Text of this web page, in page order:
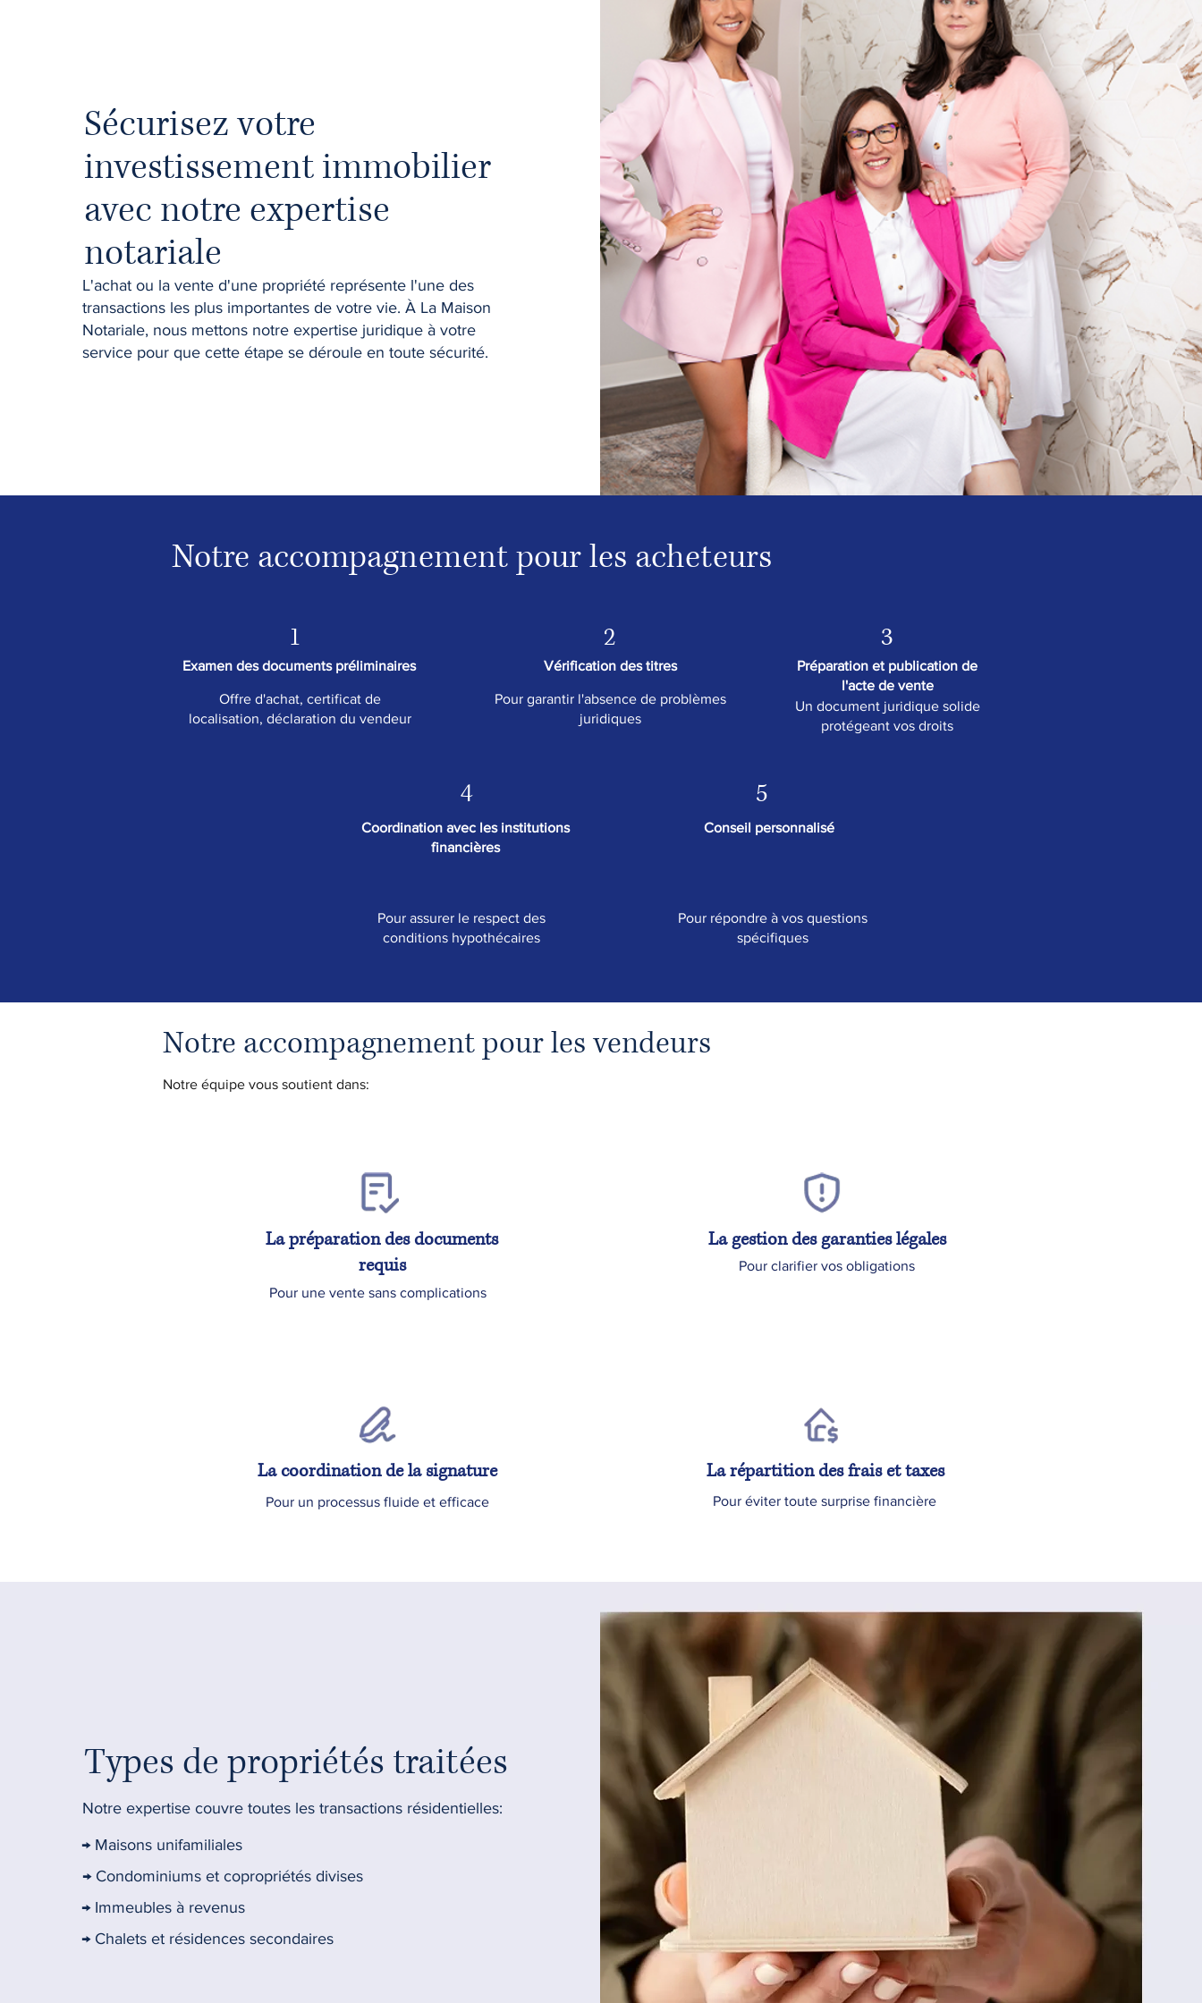
Sécurisez votre
investissement immobilier
avec notre expertise
notariale
L'achat ou la vente d'une propriété représente l'une des
transactions les plus importantes de votre vie. À La Maison
Notariale, nous mettons notre expertise juridique à votre
service pour que cette étape se déroule en toute sécurité.
Notre accompagnement pour les acheteurs
1
Examen des documents préliminaires
Offre d'achat, certificat de
localisation, déclaration du vendeur
2
Vérification des titres
Pour garantir l'absence de problèmes
juridiques
3
Préparation et publication de
l'acte de vente
Un document juridique solide
protégeant vos droits
4
Coordination avec les institutions
financières
5
Conseil personnalisé
Pour assurer le respect des
conditions hypothécaires
Pour répondre à vos questions
spécifiques
Notre accompagnement pour les vendeurs
Notre équipe vous soutient dans:
La préparation des documents
requis
Pour une vente sans complications
La gestion des garanties légales
Pour clarifier vos obligations
La coordination de la signature
Pour un processus fluide et efficace
La répartition des frais et taxes
Pour éviter toute surprise financière
Types de propriétés traitées
Notre expertise couvre toutes les transactions résidentielles:
→ Maisons unifamiliales
→ Condominiums et copropriétés divises
→ Immeubles à revenus
→ Chalets et résidences secondaires